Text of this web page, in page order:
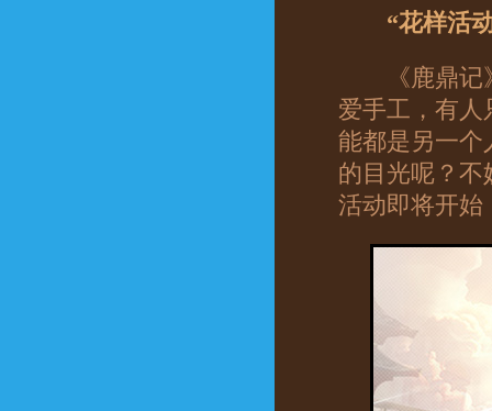
“花样活动
《鹿鼎记》
爱手工，有人
能都是另一个
的目光呢？不
活动即将开始